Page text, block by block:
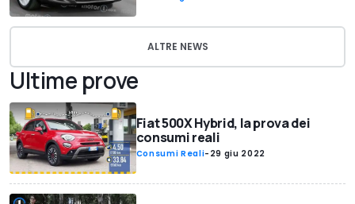
ALTRE NEWS
Ultime prove
Fiat 500X Hybrid, la prova dei
consumi reali
Consumi Reali- 29 giu 2022